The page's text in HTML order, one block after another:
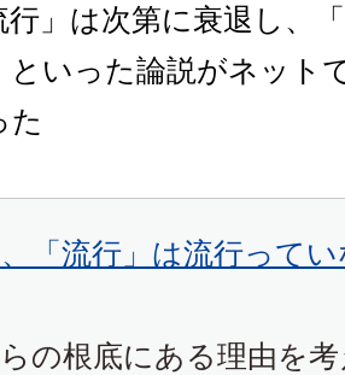
行」は次第に衰退し、
といった論説がネット
た
「流行」は流行って
の根底にある理由を